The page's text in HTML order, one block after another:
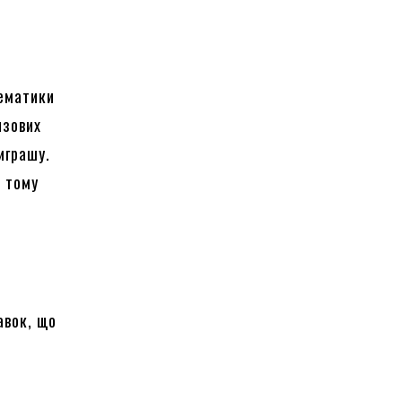
тому
що